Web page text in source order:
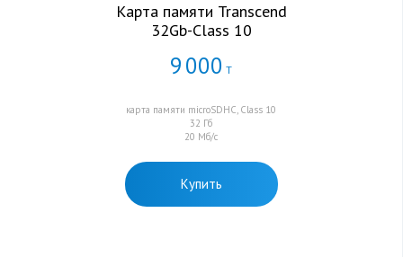
Карта памяти Transcend
32Gb-Class 10
9000 Т
карта памяти microSDHC, Class 10
32 Гб
20 Мб/с
Купить